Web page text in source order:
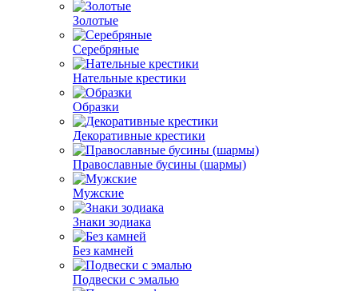
Золотые
Серебряные
Нательные крестики
Образки
Декоративные крестики
Православные бусины (шармы)
Мужские
Знаки зодиака
Без камней
Подвески с эмалью